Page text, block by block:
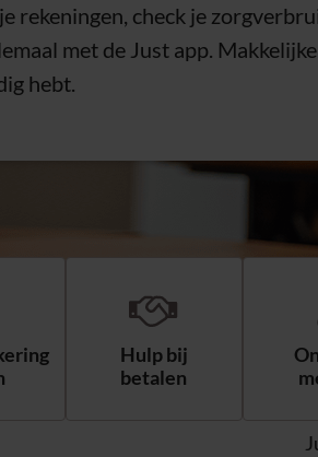
rekeningen, check je
met de Just app.
hebt.
Hulp bij
betalen